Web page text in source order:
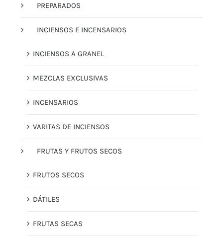
PREPARADOS
INCIENSOS E INCENSARIOS
INCIENSOS A GRANEL
MEZCLAS EXCLUSIVAS
INCENSARIOS
VARITAS DE INCIENSOS
FRUTAS Y FRUTOS SECOS
FRUTOS SECOS
DÁTILES
FRUTAS SECAS